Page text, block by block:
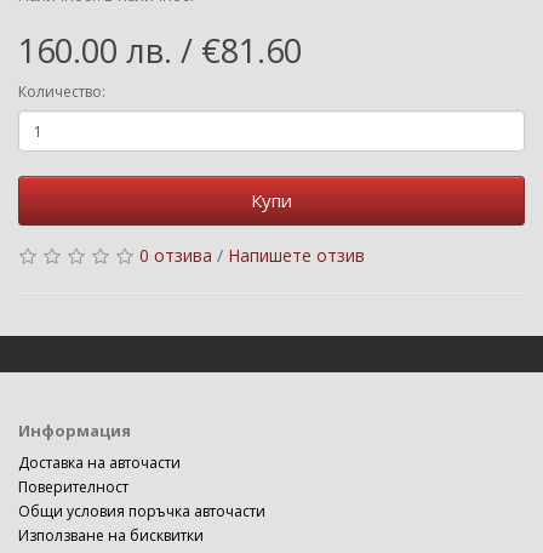
160.00 лв. / €81.60
Количество:
Купи
0 отзива / Напишете отзив
Информация
Доставка на авточасти
Поверителност
Общи условия поръчка авточасти
Използване на бисквитки